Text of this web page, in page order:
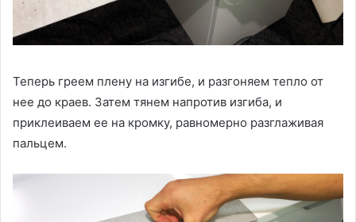
Теперь греем плену на изгибе, и разгоняем тепло от
нее до краев. Затем тянем напротив изгиба, и
приклеиваем ее на кромку, равномерно разглаживая
пальцем.